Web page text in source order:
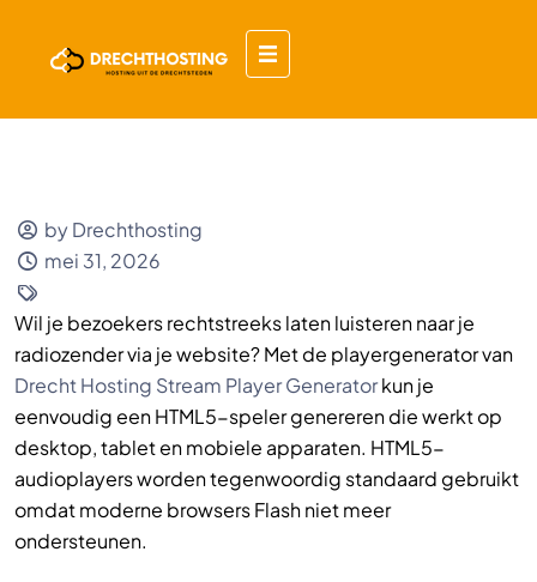
by Drechthosting
mei 31, 2026
Wil je bezoekers rechtstreeks laten luisteren naar je
radiozender via je website? Met de playergenerator van
Drecht Hosting Stream Player Generatorkun je
eenvoudig een HTML5-speler genereren die werkt op
desktop, tablet en mobiele apparaten. HTML5-
audioplayers worden tegenwoordig standaard gebruikt
omdat moderne browsers Flash niet meer
ondersteunen.